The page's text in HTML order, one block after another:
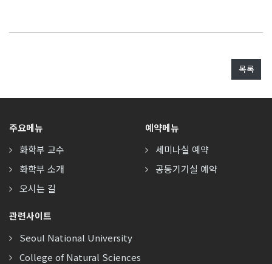
목록
주요메뉴
화학부 교수
화학부 소개
오시는 길
예약메뉴
세미나실 예약
공동기기실 예약
관련사이트
Seoul National University
College of Natural Sciences